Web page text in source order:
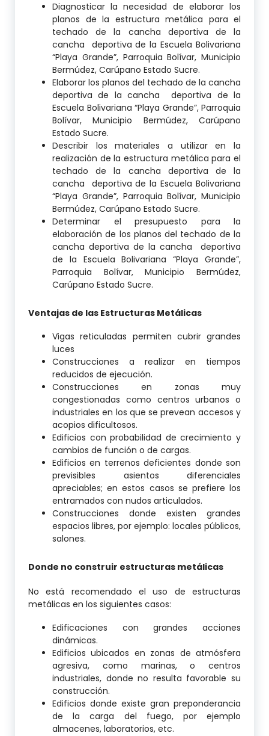
Diagnosticar la necesidad de elaborar los
planos de la estructura metálica para el
techado de la cancha deportiva de la
cancha deportiva de la Escuela Bolivariana
“Playa Grande”, Parroquia Bolívar, Municipio
Bermúdez, Carúpano Estado Sucre.
Elaborar los planos del techado de la cancha
deportiva de la cancha deportiva de la
Escuela Bolivariana “Playa Grande”, Parroquia
Bolívar, Municipio Bermúdez, Carúpano
Estado Sucre.
Describir los materiales a utilizar en la
realización de la estructura metálica para el
techado de la cancha deportiva de la
cancha deportiva de la Escuela Bolivariana
“Playa Grande”, Parroquia Bolívar, Municipio
Bermúdez, Carúpano Estado Sucre.
Determinar el presupuesto para la
elaboración de los planos del techado de la
cancha deportiva de la cancha deportiva
de la Escuela Bolivariana “Playa Grande”,
Parroquia Bolívar, Municipio Bermúdez,
Carúpano Estado Sucre.
Ventajas de las Estructuras Metálicas
Vigas reticuladas permiten cubrir grandes
luces
Construcciones a realizar en tiempos
reducidos de ejecución.
Construcciones en zonas muy
congestionadas como centros urbanos o
industriales en los que se prevean accesos y
acopios dificultosos.
Edificios con probabilidad de crecimiento y
cambios de función o de cargas.
Edificios en terrenos deficientes donde son
previsibles asientos diferenciales
apreciables; en estos casos se prefiere los
entramados con nudos articulados.
Construcciones donde existen grandes
espacios libres, por ejemplo: locales públicos,
salones.
Donde no construir estructuras metálicas
No está recomendado el uso de estructuras
metálicas en los siguientes casos:
Edificaciones con grandes acciones
dinámicas.
Edificios ubicados en zonas de atmósfera
agresiva, como marinas, o centros
industriales, donde no resulta favorable su
construcción.
Edificios donde existe gran preponderancia
de la carga del fuego, por ejemplo
almacenes, laboratorios, etc.